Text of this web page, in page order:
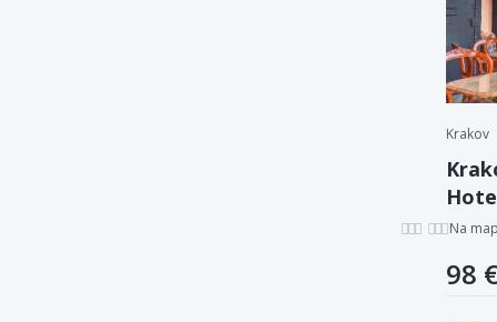
Krakov
Na
98